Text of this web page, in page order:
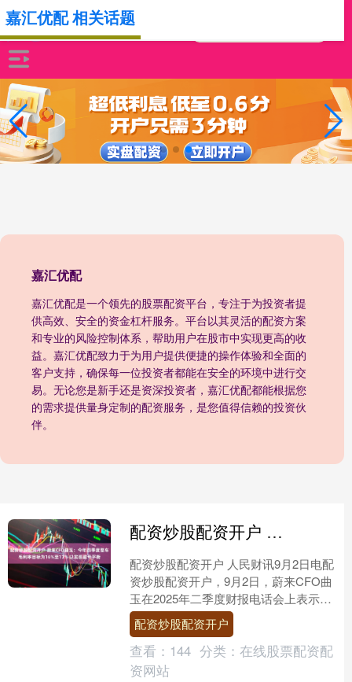
嘉汇优配
嘉汇优配是一个领先的股票配资平台，专注于为投资者提
供高效、安全的资金杠杆服务。平台以其灵活的配资方案
和专业的风险控制体系，帮助用户在股市中实现更高的收
益。嘉汇优配致力于为用户提供便捷的操作体验和全面的
客户支持，确保每一位投资者都能在安全的环境中进行交
易。无论您是新手还是资深投资者，嘉汇优配都能根据您
的需求提供量身定制的配资服务，是您值得信赖的投资伙
伴。
嘉汇优配 相关话题
配资炒股配资开户 蔚来CFO曲玉：今年四季度整车毛利率目标为16%至17% 以实现盈亏平衡
配资炒股配资开户 人民财讯9月2日电配
资炒股配资开户，9月2日，蔚来CFO曲
玉在2025年二季度财报电话会上表示，
四季度乐道L90和全新ES8都将实现完整
季度交....
配资炒股配资开户
查看： 144 分类： 在线股票配资配
资网站